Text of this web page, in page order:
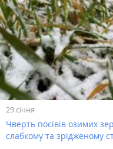
29 січня
Чверть посівів озимих
слабкому та зрідженому